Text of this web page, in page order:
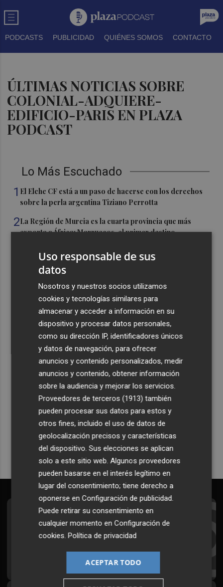
PODCASTS PUBLICIDAD QUIÉNES SOMOS CONTACTO
ÚLTIMAS NOTICIAS SOBRE
COLONIAL-ADQUIERE-
EDIFICIO-PARIS EN PLAZA
PODCAST
Lo Más Escuchado
1 El Elche CF está a un paso de hacerse con los derechos
sobre la perla argentina Tiziano Perrotta
2La Región de Murcia es la cuarta provincia que más
exporta a África: Marruecos, el primer destino
La Región de Murcia celebra la Semana de la Juventud
con cinco días de actividades
La Todolella recibe 340.000 euros del Consell para
reabrir la ermita de Sant Cristòfol tras su cierre en 2021
El Xixo Xixero llena de tradición y ambiente la Playa
Casablanca de Almenara
Recibe toda la actualidad de
Plaza Podcast en tu correo
Quiero suscribirme
Suscríbete al Boletín
Todos los días a primera hora en tu email
¡Quiero suscribirme!
Uso responsable de sus
datos
Nosotros y nuestros socios utilizamos
cookies y tecnologías similares para
almacenar y acceder a información en su
dispositivo y procesar datos personales,
como su dirección IP, identificadores únicos
y datos de navegación, para ofrecer
anuncios y contenido personalizados, medir
anuncios y contenido, obtener información
sobre la audiencia y mejorar los servicios.
Proveedores de terceros (1913) también
pueden procesar sus datos para estos y
otros fines, incluido el uso de datos de
geolocalización precisos y características
del dispositivo. Sus elecciones se aplican
solo a este sitio web. Algunos proveedores
pueden basarse en el interés legítimo en
lugar del consentimiento; tiene derecho a
oponerse enConfiguración de publicidad
Puede retirar su consentimiento en
cualquier momento enConfiguración de
cookies .Política de privacidad
ACEPTAR TODO